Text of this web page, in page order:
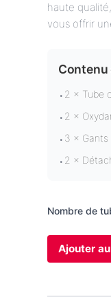
haute
vous offrir
• 2 × Tube
• 2 ×
• 3 × Gants
• 2 ×
Nombre de
Ajouter